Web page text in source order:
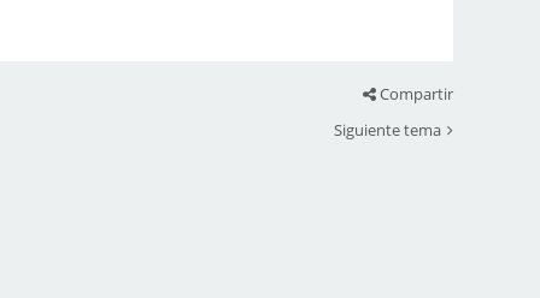
Compartir
Siguiente tema